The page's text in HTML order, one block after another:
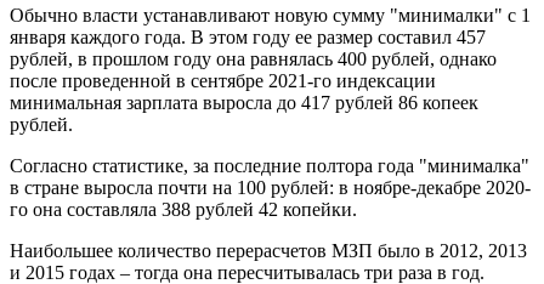
Обычно власти устанавливают новую сумму "минималки" с 1
января каждого года. В этом году ее размер составил 457
рублей, в прошлом году она равнялась 400 рублей, однако
после проведенной в сентябре 2021-го индексации
минимальная зарплата выросла до 417 рублей 86 копеек
рублей.
Согласно статистике, за последние полтора года "минималка"
в стране выросла почти на 100 рублей: в ноябре-декабре 2020-
го она составляла 388 рублей 42 копейки.
Наибольшее количество перерасчетов МЗП было в 2012, 2013
и 2015 годах – тогда она пересчитывалась три раза в год.